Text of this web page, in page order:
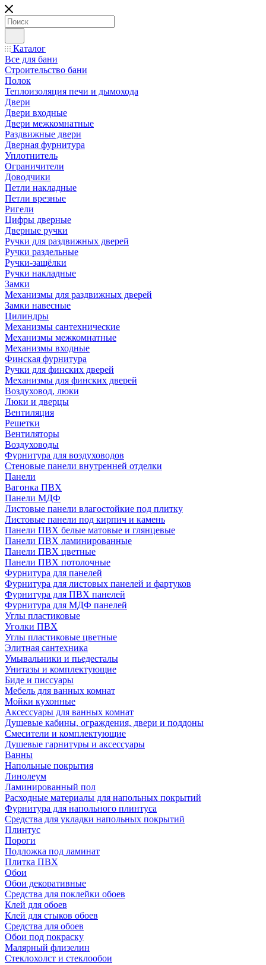
Каталог
Все для бани
Строительство бани
Полок
Теплоизоляция печи и дымохода
Двери
Двери входные
Двери межкомнатные
Раздвижные двери
Дверная фурнитура
Уплотнитель
Ограничители
Доводчики
Петли накладные
Петли врезные
Ригели
Цифры дверные
Дверные ручки
Ручки для раздвижных дверей
Ручки раздельные
Ручки-защёлки
Ручки накладные
Замки
Механизмы для раздвижных дверей
Замки навесные
Цилиндры
Механизмы сантехнические
Механизмы межкомнатные
Механизмы входные
Финская фурнитура
Ручки для финских дверей
Механизмы для финских дверей
Воздуховод, люки
Люки и дверцы
Вентиляция
Решетки
Вентиляторы
Воздуховоды
Фурнитура для воздуховодов
Стеновые панели внутренней отделки
Панели
Вагонка ПВХ
Панели МДФ
Листовые панели влагостойкие под плитку
Листовые панели под кирпич и камень
Панели ПВХ белые матовые и глянцевые
Панели ПВХ ламинированные
Панели ПВХ цветные
Панели ПВХ потолочные
Фурнитура для панелей
Фурнитура для листовых панелей и фартуков
Фурнитура для ПВХ панелей
Фурнитура для МДФ панелей
Углы пластиковые
Уголки ПВХ
Углы пластиковые цветные
Элитная сантехника
Умывальники и пьедесталы
Унитазы и комплектующие
Биде и писсуары
Мебель для ванных комнат
Мойки кухонные
Аксессуары для ванных комнат
Душевые кабины, ограждения, двери и поддоны
Смесители и комплектующие
Душевые гарнитуры и аксессуары
Ванны
Напольные покрытия
Линолеум
Ламинированный пол
Расходные материалы для напольных покрытий
Фурнитура для напольного плинтуса
Средства для укладки напольных покрытий
Плинтус
Пороги
Подложка под ламинат
Плитка ПВХ
Обои
Обои декоративные
Средства для поклейки обоев
Клей для обоев
Клей для стыков обоев
Средства для обоев
Обои под покраску
Малярный флизелин
Стеклохолст и стеклообои